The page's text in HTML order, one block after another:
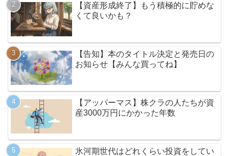
【資産形成終了】もう積極的に貯めな
くて良いかも？
【告知】本のタイトル決定と発売日の
お知らせ【みんな買ってね】
【アッパーマス】株クラの人たちが資
産3000万円にかかった年数
氷河期世代はどれくらい投資をしてい